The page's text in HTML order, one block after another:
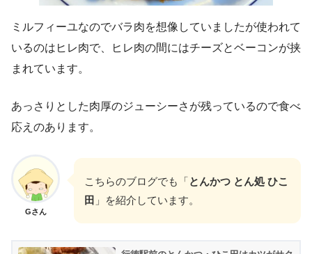
ミルフィーユなのでバラ肉を想像していましたが使われて
いるのはヒレ肉で、ヒレ肉の間にはチーズとベーコンが挟
まれています。
あっさりとした肉厚のジューシーさが残っているので食べ
応えのあります。
Gさん
こちらのブログでも「とんかつ とん処 ひこ
田 」を紹介しています。